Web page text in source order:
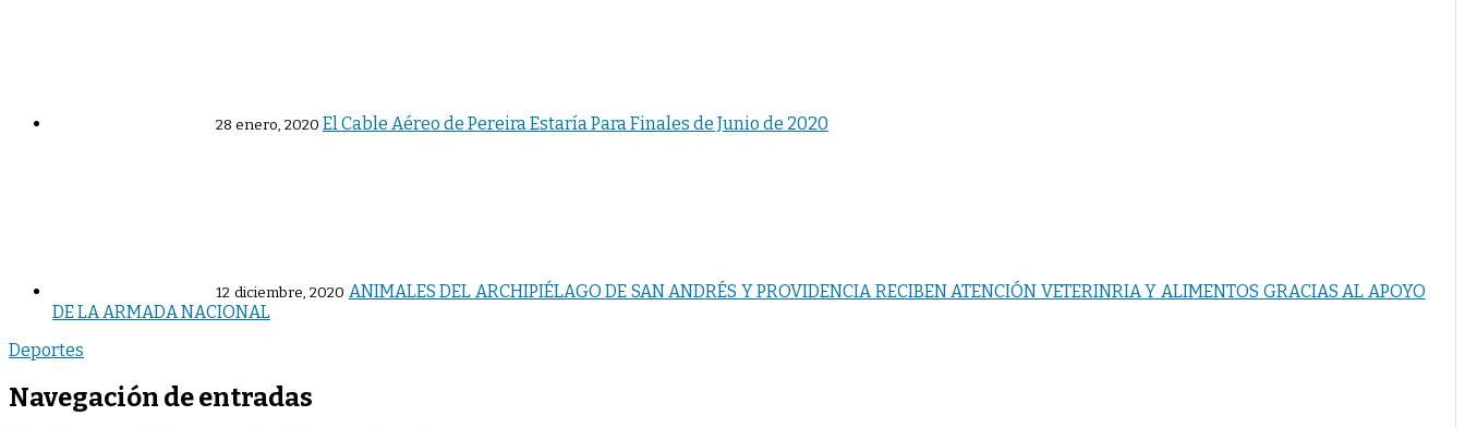
28 enero, 2020 El Cable Aéreo de Pereira Estaría Para Finales de Junio de 2020
12 diciembre, 2020 ANIMALES DEL ARCHIPIÉLAGO DE SAN ANDRÉS Y PROVIDENCIA RECIBEN ATENCIÓN VETERINRIA Y ALIMENTOS GRACIAS AL APOYO
DE LA ARMADA NACIONAL
Deportes
Navegación de entradas